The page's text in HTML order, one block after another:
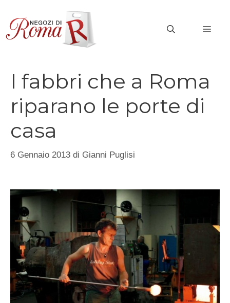
contenuto
I fabbri che a Roma
riparano le porte di
casa
6 Gennaio 2013 di Gianni Puglisi